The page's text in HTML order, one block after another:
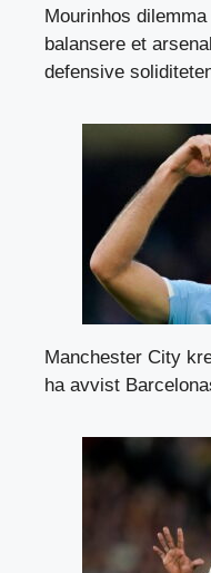
Mourinhos
balansere et
defensive
Manchester City
ha avvist